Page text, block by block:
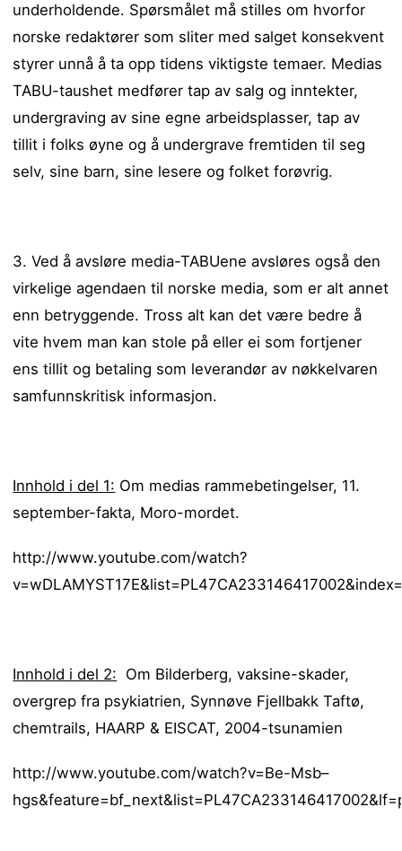
underholdende. Spørsmålet må stilles om hvorfor
norske redaktører som sliter med salget konsekvent
styrer unnå å ta opp tidens viktigste temaer. Medias
TABU-taushet medfører tap av salg og inntekter,
undergraving av sine egne arbeidsplasser, tap av
tillit i folks øyne og å undergrave fremtiden til seg
selv, sine barn, sine lesere og folket forøvrig.
3. Ved å avsløre media-TABUene avsløres også den
virkelige agendaen til norske media, som er alt annet
enn betryggende. Tross alt kan det være bedre å
vite hvem man kan stole på eller ei som fortjener
ens tillit og betaling som leverandør av nøkkelvaren
samfunnskritisk informasjon.
Innhold i del 1: Om medias rammebetingelser, 11.
september-fakta, Moro-mordet.
http://www.youtube.com/watch?
Innhold i del 2: Om Bilderberg, vaksine-skader,
overgrep fra psykiatrien, Synnøve Fjellbakk Taftø,
chemtrails, HAARP & EISCAT, 2004-tsunamien
http://www.youtube.com/watch?v=Be-Msb–